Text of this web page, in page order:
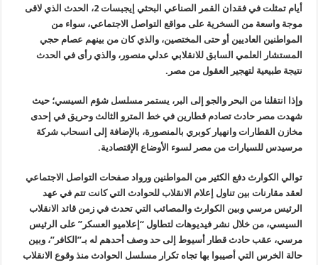
أيام تمثلت في فقدان القمر الصناعي البحثي إيجبسات 2، الحدث الذي لاقى
موجة واسعة من السخرية على مواقع التواصل الاجتماعي، سواء من
المواطنين العاديين أو حتى المختصين، والذي كان من بينهم عصام حجي
المستشار العلمي السابق للانقلابي عدلي منصور، والذي رأى في الحدث
نتيجة طبيعية لتهجير العقول من مصر .
وإذا انتقلنا من البحر والجو إلى البر، يستمر مسلسل شؤم السيسي؛ حيث
شهدت مصر حادث تصادم قطارين في خط المترو الثالث وحريق في إحدى
مخازن القطارات وانهيار كوبري بالمنصورة، بالإضافة إلى انسحاب شركة
مرسيدس للسيارات من مصر لسوء الأوضاع الإقتصادية.
توالي الكوارث دفع الكثير من المواطنين ورواد صفحات التواصل الاجتماعي
لعقد مقارنات بين تناول إعلام الانقلاب للحوادث التي كانت تتم في عهد
الرئيس مرسي وبين الكوارث والمصائب التي تحدث في زمن قائد الانقلاب
السيسي، من خلال نشر فيديوهات لتطاول “إعلاميو العسكر” على الرئيس
مرسي، عقب حادث قطار أسيوط إلى حد وصف أحدهم له بـ”الكافر”، وبين
حالة الخرس التي أصيبوا بها تجاه تكرار مسلسل الحوادث منذ وقوع الانقلاب